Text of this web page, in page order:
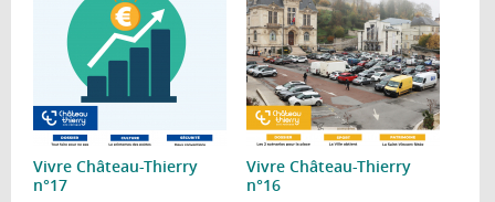
Vivre Château-Thierry
n°17
Vivre Château-Thierry
n°16